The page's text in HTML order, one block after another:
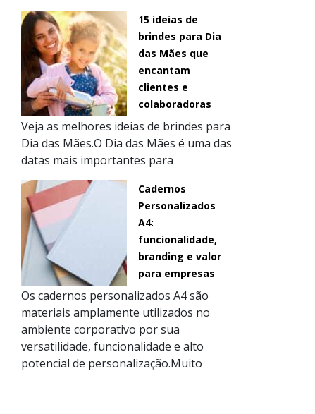
15 ideias de
brindes para Dia
das Mães que
encantam
clientes e
colaboradoras
Veja as melhores ideias de brindes para
Dia das Mães.O Dia das Mães é uma das
datas mais importantes para
Cadernos
Personalizados
A4:
funcionalidade,
branding e valor
para empresas
Os cadernos personalizados A4 são
materiais amplamente utilizados no
ambiente corporativo por sua
versatilidade, funcionalidade e alto
potencial de personalização.Muito